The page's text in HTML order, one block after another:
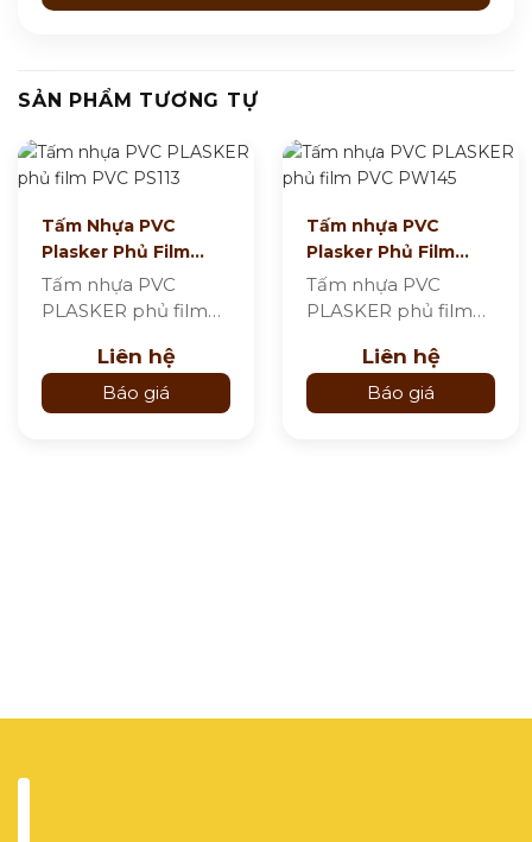
SẢN PHẨM TƯƠNG TỰ
Tấm Nhựa PVC
Plasker Phủ Film
PVC Xám Công
Nghiệp PS113
Tấm nhựa PVC
PLASKER phủ film
nghiệp PS113 là vật
Liên hệ
Báo giá
Tấm nhựa PVC
Plasker Phủ Film
PVC Vân Gỗ Truyền
Thống PW145
Tấm nhựa PVC
PLASKER phủ film
là vật liệu nội thất…
Liên hệ
Báo giá